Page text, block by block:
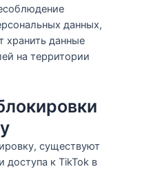
данных,
хранить данные
на территории
существуют
доступа к TikTok в